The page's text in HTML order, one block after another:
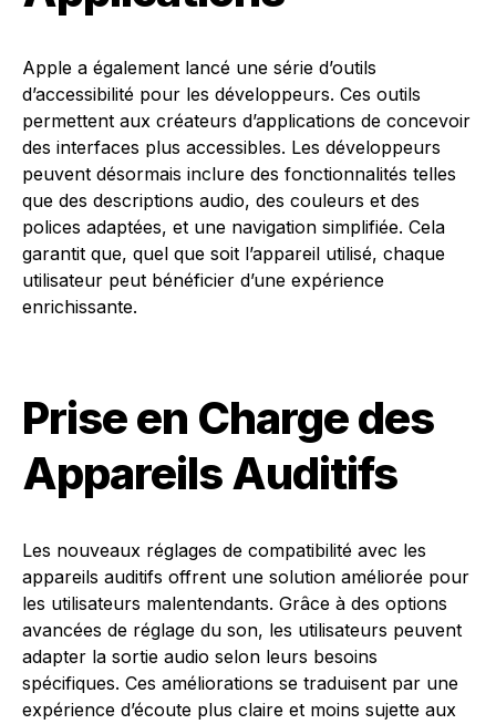
Apple a également lancé une série d’outils
d’accessibilité pour les développeurs. Ces outils
permettent aux créateurs d’applications de concevoir
des interfaces plus accessibles. Les développeurs
peuvent désormais inclure des fonctionnalités telles
que des descriptions audio, des couleurs et des
polices adaptées, et une navigation simplifiée. Cela
garantit que, quel que soit l’appareil utilisé, chaque
utilisateur peut bénéficier d’une expérience
enrichissante.
Prise en Charge des
Appareils Auditifs
Les nouveaux réglages de compatibilité avec les
appareils auditifs offrent une solution améliorée pour
les utilisateurs malentendants. Grâce à des options
avancées de réglage du son, les utilisateurs peuvent
adapter la sortie audio selon leurs besoins
spécifiques. Ces améliorations se traduisent par une
expérience d’écoute plus claire et moins sujette aux